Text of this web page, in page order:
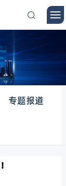
专题报道